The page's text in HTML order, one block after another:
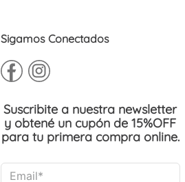
Sigamos Conectados
Suscribite a nuestra newsletter
y obtené un cupón de 15%OFF
para tu primera compra online.